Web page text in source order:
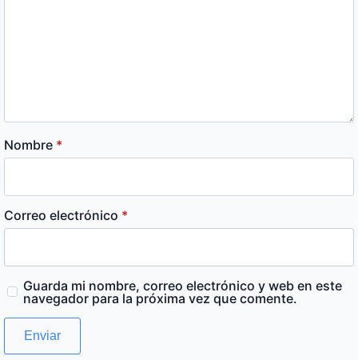
Nombre *
Correo electrónico *
Guarda mi nombre, correo electrónico y web en este
navegador para la próxima vez que comente.